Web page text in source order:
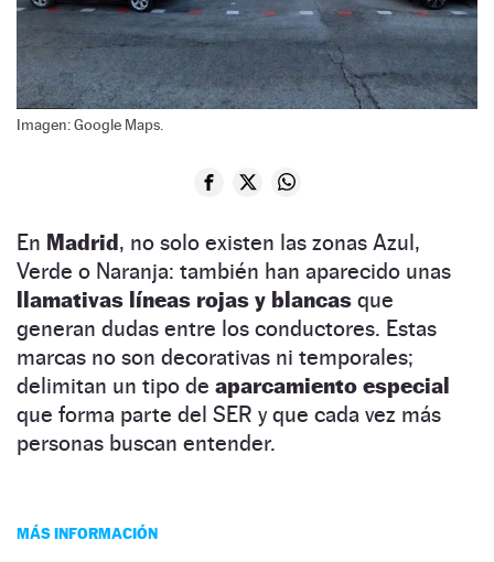
Imagen: Google Maps.
En Madrid, no solo existen las zonas Azul,
Verde o Naranja: también han aparecido unas
llamativas líneas rojas y blancas que
generan dudas entre los conductores. Estas
marcas no son decorativas ni temporales;
delimitan un tipo de aparcamiento especial
que forma parte del SER y que cada vez más
personas buscan entender.
MÁS INFORMACIÓN